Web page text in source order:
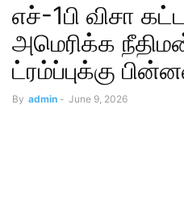
எச்-1பி விசா
அமெரிக்க
ட்ரம்ப்புக்கு
By admin - June 9, 2026